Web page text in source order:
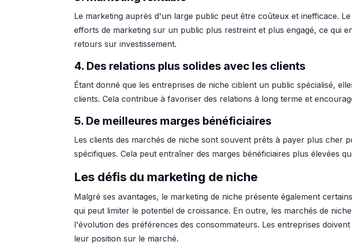
Le marketing auprès d'un large public peut être coûteux et inefficace.
efforts de marketing sur un public plus restreint et plus engagé, ce qui
retours sur investissement.
4. Des relations plus solides avec les clients
Étant donné que les entreprises de niche ciblent un public spécialisé,
clients. Cela contribue à favoriser des relations à long terme et
5. De meilleures marges bénéficiaires
Les clients des marchés de niche sont souvent prêts à payer plus cher
spécifiques. Cela peut entraîner des marges bénéficiaires plus élevées
Les défis du marketing de niche
Malgré ses avantages, le marketing de niche présente également
qui peut limiter le potentiel de croissance. En outre, les marchés de
l'évolution des préférences des consommateurs. Les entreprises
leur position sur le marché.